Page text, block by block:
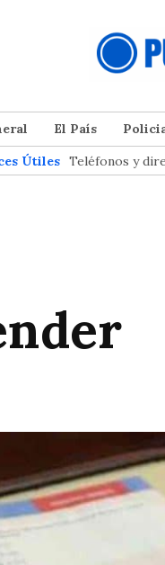
El País
Útiles Teléfonos y